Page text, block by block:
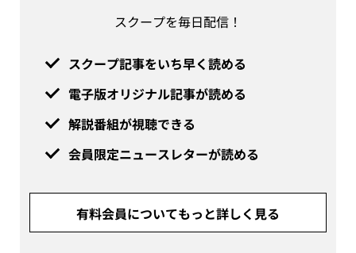
スクープを毎日配信！
スクープ記事をいち早く読める
電子版オリジナル記事が読める
解説番組が視聴できる
会員限定ニュースレターが読める
有料会員についてもっと詳しく見る